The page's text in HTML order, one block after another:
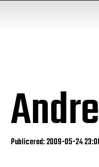
Publicerad: 2009-05-24